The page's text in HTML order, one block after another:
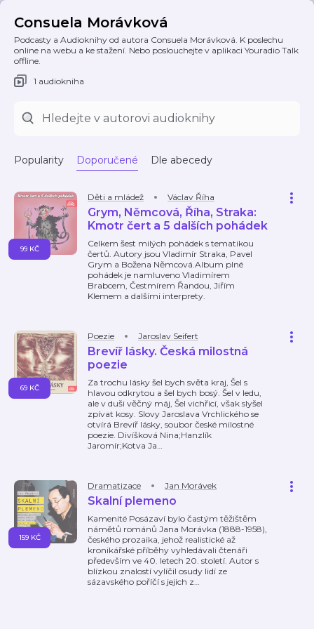
Consuela Morávková
Podcasty a Audioknihy od autora Consuela Morávková. K poslechu
online na webu a ke stažení. Nebo poslouchejte v aplikaci Youradio Talk
offline.
1 audiokniha
Popularity Doporučené Dle abecedy
Děti a mládež Václav Říha
Grym, Němcová, Říha, Straka:
Kmotr čert a 5 dalších pohádek
Celkem šest milých pohádek s tematikou
čertů. Autory jsou Vladimír Straka, Pavel
Grym a Božena Němcová.Album plné
pohádek je namluveno Vladimírem
Brabcem, Čestmírem Řandou, Jiřím
Klemem a dalšími interprety.
99 KČ
Poezie Jaroslav Seifert
Brevíř lásky. Česká milostná
poezie
Za trochu lásky šel bych světa kraj, Šel s
hlavou odkrytou a šel bych bosý. Šel v ledu,
ale v duši věčný máj, Šel vichřicí, však slyšel
zpívat kosy. Slovy Jaroslava Vrchlického se
otvírá Brevíř lásky, soubor české milostné
poezie. Divíšková Nina;Hanzlík
Jaromír;Kotva Ja…
69 KČ
Dramatizace Jan Morávek
Skalní plemeno
Kamenité Posázaví bylo častým těžištěm
námětů románů Jana Morávka (1888-1958),
českého prozaika, jehož realistické až
kronikářské příběhy vyhledávali čtenáři
především ve 40. letech 20. století. Autor s
blízkou znalostí vylíčil osudy lidí ze
sázavského poříčí s jejich z…
159 KČ